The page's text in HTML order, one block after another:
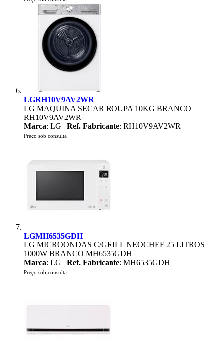
LGRH10V9AV2WR
LG MAQUINA SECAR ROUPA 10KG BRANCO
RH10V9AV2WR
Marca: LG | Ref. Fabricante: RH10V9AV2WR
Preço sob consulta
LGMH6535GDH
LG MICROONDAS C/GRILL NEOCHEF 25 LITROS
1000W BRANCO MH6535GDH
Marca: LG | Ref. Fabricante: MH6535GDH
Preço sob consulta